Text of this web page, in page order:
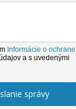
Informácie o ochrane
a s uvedenými
správy